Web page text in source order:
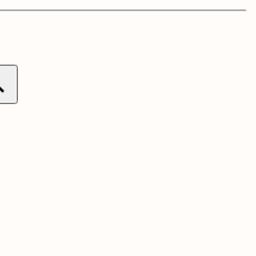
Search
for: